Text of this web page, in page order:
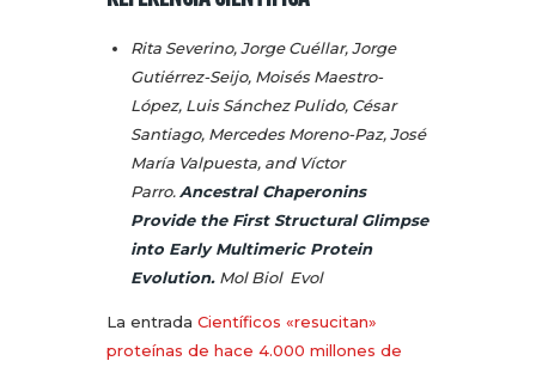
Rita Severino, Jorge Cuéllar, Jorge
Gutiérrez-Seijo, Moisés Maestro-
López, Luis Sánchez Pulido, César
Santiago, Mercedes Moreno-Paz, José
María Valpuesta, and Víctor
Parro.Ancestral Chaperonins
Provide the First Structural Glimpse
into Early Multimeric Protein
Evolution. Mol Biol Evol
La entrada Científicos «resucitan»
proteínas de hace 4.000 millones de